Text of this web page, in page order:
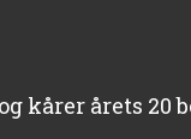
kårer årets 20